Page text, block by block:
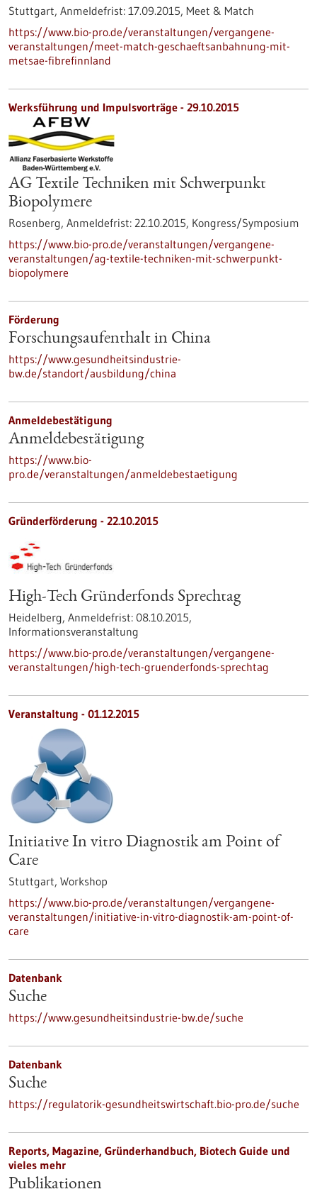
Stuttgart, Anmeldefrist: 17.09.2015, Meet & Match
https://www.bio-pro.de/veranstaltungen/vergangene-
veranstaltungen/meet-match-geschaeftsanbahnung-mit-
metsae-fibrefinnland
Werksführung und Impulsvorträge - 29.10.2015
AG Textile Techniken mit Schwerpunkt
Biopolymere
Rosenberg, Anmeldefrist: 22.10.2015, Kongress/Symposium
https://www.bio-pro.de/veranstaltungen/vergangene-
veranstaltungen/ag-textile-techniken-mit-schwerpunkt-
biopolymere
Förderung
Forschungsaufenthalt in China
https://www.gesundheitsindustrie-
bw.de/standort/ausbildung/china
Anmeldebestätigung
Anmeldebestätigung
https://www.bio-
pro.de/veranstaltungen/anmeldebestaetigung
Gründerförderung - 22.10.2015
High-Tech Gründerfonds Sprechtag
Heidelberg, Anmeldefrist: 08.10.2015,
Informationsveranstaltung
https://www.bio-pro.de/veranstaltungen/vergangene-
veranstaltungen/high-tech-gruenderfonds-sprechtag
Veranstaltung - 01.12.2015
Initiative In vitro Diagnostik am Point of
Care
Stuttgart, Workshop
https://www.bio-pro.de/veranstaltungen/vergangene-
veranstaltungen/initiative-in-vitro-diagnostik-am-point-of-
care
Datenbank
Suche
https://www.gesundheitsindustrie-bw.de/suche
Datenbank
Suche
https://regulatorik-gesundheitswirtschaft.bio-pro.de/suche
Reports, Magazine, Gründerhandbuch, Biotech Guide und
vieles mehr
Publikationen